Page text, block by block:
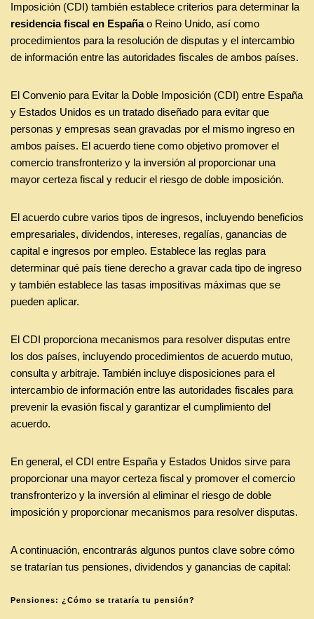
Imposición (CDI) también establece criterios para determinar la
residencia fiscal en Españao Reino Unido, así como
procedimientos para la resolución de disputas y el intercambio
de información entre las autoridades fiscales de ambos países.
El Convenio para Evitar la Doble Imposición (CDI) entre España
y Estados Unidos es un tratado diseñado para evitar que
personas y empresas sean gravadas por el mismo ingreso en
ambos países. El acuerdo tiene como objetivo promover el
comercio transfronterizo y la inversión al proporcionar una
mayor certeza fiscal y reducir el riesgo de doble imposición.
El acuerdo cubre varios tipos de ingresos, incluyendo beneficios
empresariales, dividendos, intereses, regalías, ganancias de
capital e ingresos por empleo. Establece las reglas para
determinar qué país tiene derecho a gravar cada tipo de ingreso
y también establece las tasas impositivas máximas que se
pueden aplicar.
El CDI proporciona mecanismos para resolver disputas entre
los dos países, incluyendo procedimientos de acuerdo mutuo,
consulta y arbitraje. También incluye disposiciones para el
intercambio de información entre las autoridades fiscales para
prevenir la evasión fiscal y garantizar el cumplimiento del
acuerdo.
En general, el CDI entre España y Estados Unidos sirve para
proporcionar una mayor certeza fiscal y promover el comercio
transfronterizo y la inversión al eliminar el riesgo de doble
imposición y proporcionar mecanismos para resolver disputas.
A continuación, encontrarás algunos puntos clave sobre cómo
se tratarían tus pensiones, dividendos y ganancias de capital:
Pensiones: ¿Cómo se trataría tu pensión?